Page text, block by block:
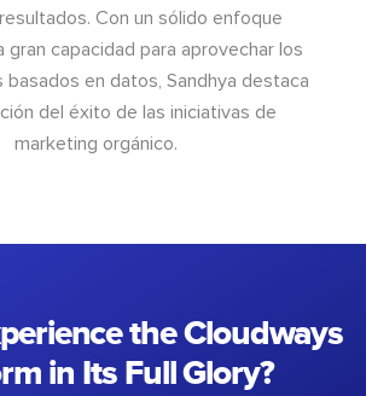
Con un sólido enfoque
gran capacidad para aprovechar los
basados en datos, Sandhya destaca
del éxito de las iniciativas de
marketing orgánico.
the Cloudways
in Its Full Glory?